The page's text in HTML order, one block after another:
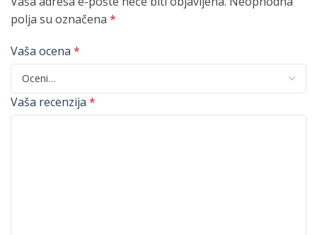
polja su označena *
Vaša ocena *
Vaša recenzija *